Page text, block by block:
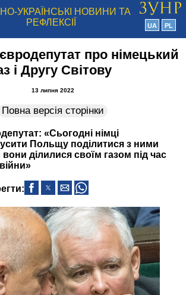
УКРАЇНСЬКІ НОВИНИ ТА
РЕФЛЕКСІЇ
UA PL
про німецький
і Другу Світову
13 липня 2022
Повна версія сторінки
«Сьогодні німці
Польщу поділитися з ними
ділилися своїм газом під час